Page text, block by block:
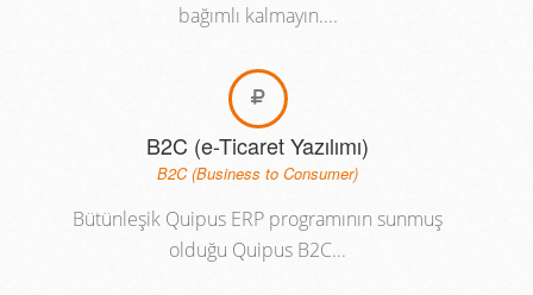
bağımlı kalmayın....
B2C (e-Ticaret Yazılımı)
B2C (Business to Consumer)
Bütünleşik Quipus ERP programının sunmuş
olduğu Quipus B2C...